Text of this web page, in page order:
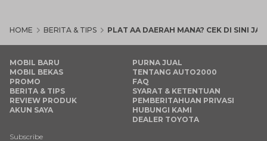
HOME BERITA & TIPS PLAT AA DAERAH MANA? CEK DI SINI
MOBIL BARU
MOBIL BEKAS
PROMO
BERITA & TIPS
REVIEW PRODUK
AKUN SAYA
PURNA JUAL
TENTANG AUTO2000
FAQ
SYARAT & KETENTUAN
PEMBERITAHUAN PRIVASI
HUBUNGI KAMI
DEALER TOYOTA
Subscribe